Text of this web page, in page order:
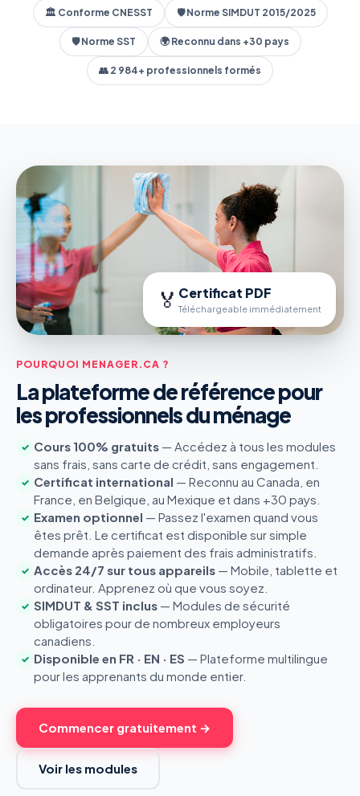
🏛️ Conforme CNESST 🛡️ Norme SIMDUT 2015/2025
🛡️ Norme SST 🌍 Reconnu dans +30 pays
👥 2 984+ professionnels formés
🏅Certificat PDF
Téléchargeable immédiatement
POURQUOI MENAGER.CA ?
La plateforme de référence pour
les professionnels du ménage
✓ Cours 100% gratuits — Accédez à tous les modules
sans frais, sans carte de crédit, sans engagement.
✓ Certificat international — Reconnu au Canada, en
France, en Belgique, au Mexique et dans +30 pays.
✓ Examen optionnel — Passez l'examen quand vous
êtes prêt. Le certificat est disponible sur simple
demande après paiement des frais administratifs.
✓ Accès 24/7 sur tous appareils — Mobile, tablette et
ordinateur. Apprenez où que vous soyez.
✓ SIMDUT & SST inclus — Modules de sécurité
obligatoires pour de nombreux employeurs
canadiens.
✓ Disponible en FR · EN · ES — Plateforme multilingue
pour les apprenants du monde entier.
Commencer gratuitement →
Voir les modules